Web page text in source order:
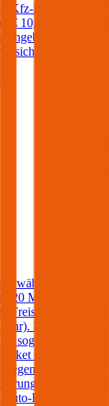
Kfz-Haftpflicht
€ 10, 15, 20 und
jedoch
ein
wählbare
20 Millionen vor.
Freischaden-
Ein
sogenannten
inklusive
einen
Haftpflicht